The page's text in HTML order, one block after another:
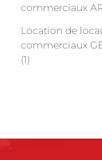
commerciaux
Location de
commerciaux
(1)